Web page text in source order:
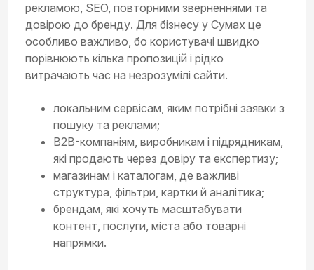
рекламою, SEO, повторними зверненнями та
довірою до бренду. Для бізнесу у Сумах це
особливо важливо, бо користувачі швидко
порівнюють кілька пропозицій і рідко
витрачають час на незрозумілі сайти.
локальним сервісам, яким потрібні заявки з
пошуку та реклами;
B2B-компаніям, виробникам і підрядникам,
які продають через довіру та експертизу;
магазинам і каталогам, де важливі
структура, фільтри, картки й аналітика;
брендам, які хочуть масштабувати
контент, послуги, міста або товарні
напрямки.